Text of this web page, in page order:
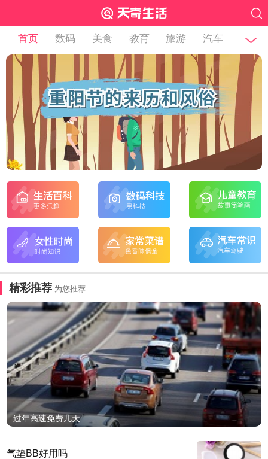
首页 数码 美食 教育 旅游 汽车
精彩推荐 为您推荐
过年高速免费几天
气垫BB好用吗